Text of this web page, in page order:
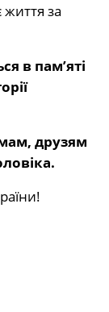
за
в пам’яті
друзям